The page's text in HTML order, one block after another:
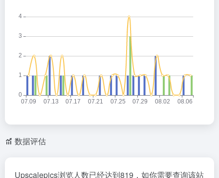
数据评估
Upscalepics浏览人数已经达到819，如你需要查询该站